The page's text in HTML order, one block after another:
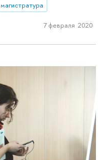
магистратура
7 февраля 2020